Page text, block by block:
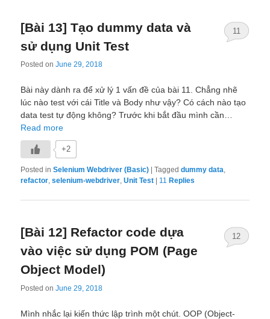
[Bài 13] Tạo dummy data và
sử dụng Unit Test
Posted onJune 29, 2018
11
Bài này dành ra để xử lý 1 vấn đề của bài 11. Chẳng nhẽ
lúc nào test với cái Title và Body như vậy? Có cách nào tạo
data test tự động không? Trước khi bắt đầu mình cần…
Read more
+2
Posted in Selenium Webdriver (Basic) |Tagged dummy data,
refactor,selenium-webdriver,Unit Test 11 Replies
[Bài 12] Refactor code dựa
vào việc sử dụng POM (Page
Object Model)
Posted onJune 29, 2018
12
Mình nhắc lại kiến thức lập trình một chút. OOP (Object-